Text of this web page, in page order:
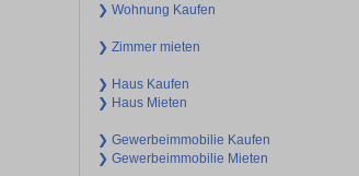
❯ Wohnung Kaufen
❯ Zimmer mieten
❯ Haus Kaufen
❯ Haus Mieten
❯ Gewerbeimmobilie Kaufen
❯ Gewerbeimmobilie Mieten